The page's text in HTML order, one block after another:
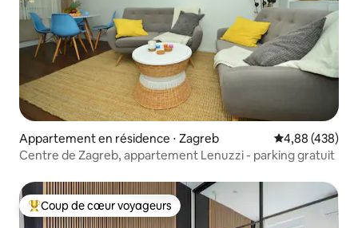
Appartement en résidence ⋅ Zagreb Évaluation
4,88 (438)
Centre de Zagreb, appartement Lenuzzi - parking gratuit
Coups de cœur voyageurs les plus appréciés
Coup de cœur voyageurs